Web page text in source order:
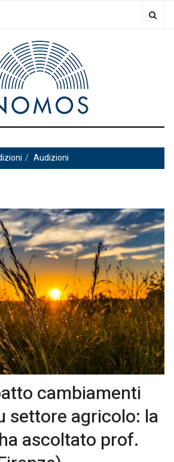
Audizioni
cambiamenti
settore agricolo: la
ascoltato prof.